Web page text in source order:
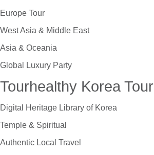
Europe Tour
West Asia & Middle East
Asia & Oceania
Global Luxury Party
Tourhealthy Korea Tour
Digital Heritage Library of Korea
Temple & Spiritual
Authentic Local Travel